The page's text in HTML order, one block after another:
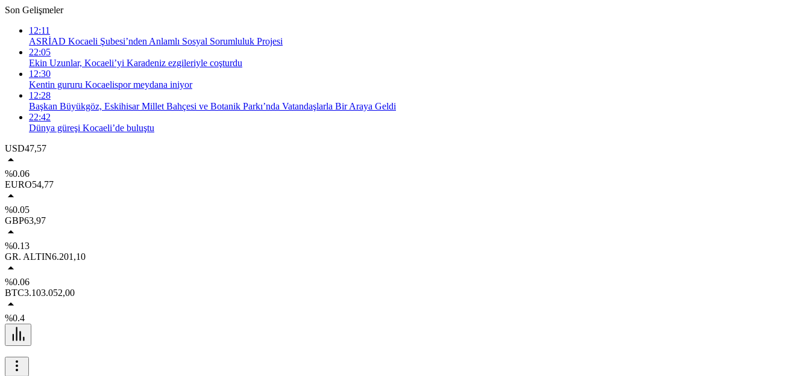
Son Gelişmeler
12:11
ASRİAD Kocaeli Şubesi’nden Anlamlı Sosyal Sorumluluk Projesi
22:05
Ekin Uzunlar, Kocaeli’yi Karadeniz ezgileriyle coşturdu
12:30
Kentin gururu Kocaelispor meydana iniyor
12:28
Başkan Büyükgöz, Eskihisar Millet Bahçesi ve Botanik Parkı’nda Vatandaşlarla Bir Araya Geldi
22:42
Dünya güreşi Kocaeli’de buluştu
USD47,57
%0.06
EURO54,77
%0.05
GBP63,97
%0.13
GR. ALTIN6.201,10
%0.06
BTC3.103.052,00
%0.4